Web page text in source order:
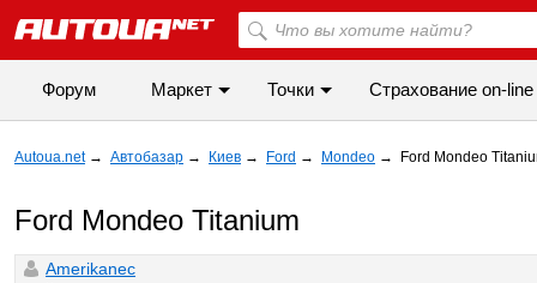
Форум Маркет Точки Cтрахование on-line
Autoua.net → Автобазар → Киев → Ford → Mondeo → Ford Mondeo
Ford Mondeo Titanium
Amerikanec